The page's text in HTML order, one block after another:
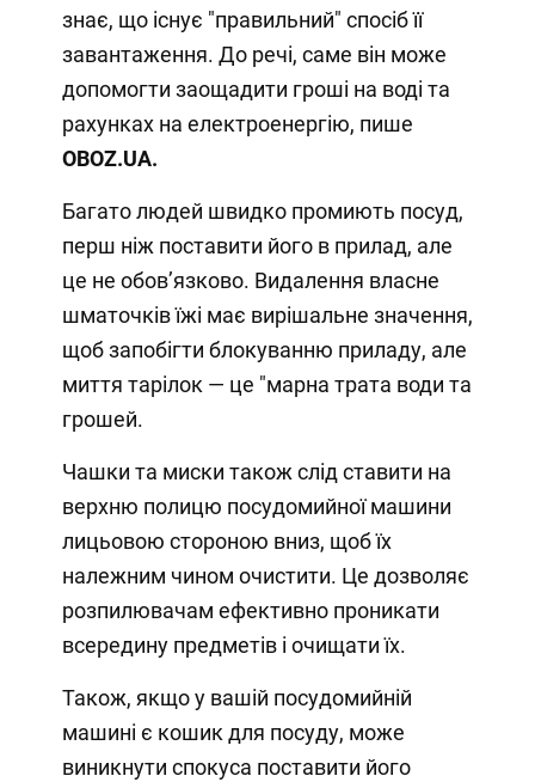
знає, що існує "правильний" спосіб її
завантаження. До речі, саме він може
допомогти заощадити гроші на воді та
рахунках на електроенергію, пише
OBOZ.UA.
Багато людей швидко промиють посуд,
перш ніж поставити його в прилад, але
це не обов’язково. Видалення власне
шматочків їжі має вирішальне значення,
щоб запобігти блокуванню приладу, але
миття тарілок — це "марна трата води та
грошей.
Чашки та миски також слід ставити на
верхню полицю посудомийної машини
лицьовою стороною вниз, щоб їх
належним чином очистити. Це дозволяє
розпилювачам ефективно проникати
всередину предметів і очищати їх.
Також, якщо у вашій посудомийній
машині є кошик для посуду, може
виникнути спокуса поставити його